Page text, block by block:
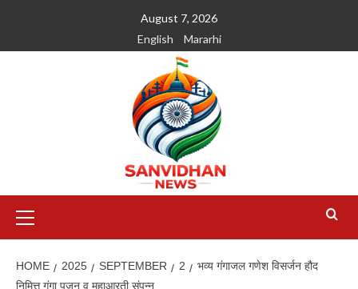
August 7, 2026
English
Mararhi
HOME 2025 SEPTEMBER 2
भव्य गंगाजल गणेश विसर्जन हौद
निमित्त गंगा पूजन व महाआरती संपन्न